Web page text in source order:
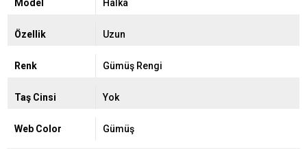
Model Halka
Özellik Uzun
Renk Gümüş Rengi
Taş Cinsi Yok
Web Color Gümüş